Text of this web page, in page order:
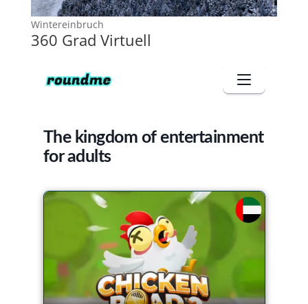
Wintereinbruch
360 Grad Virtuell